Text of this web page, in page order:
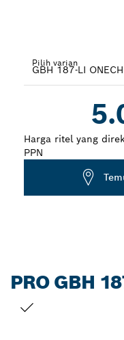
Pilih varian
Harga ritel yang
PPN
PRO GBH